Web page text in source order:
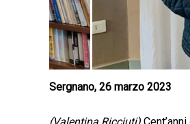
Sergnano, 26 marzo 2023